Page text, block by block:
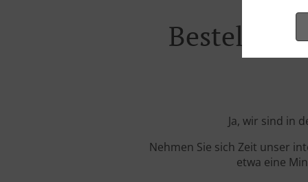
Ja, wir sind in
Nehmen Sie sich Zeit unser
etwa eine